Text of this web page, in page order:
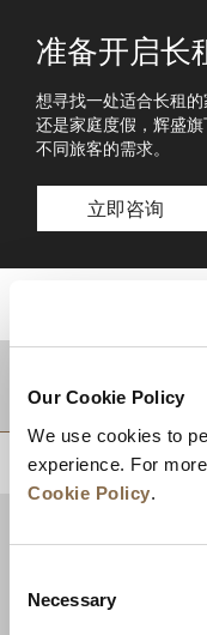
Our Cookie Policy
We use cookies to
experience. For
Cookie Policy.
Selection
Necessary
准备开启长
想寻找一处适合长租
还是家庭度假，辉盛
不同旅客的需求。
立即咨询
目的地